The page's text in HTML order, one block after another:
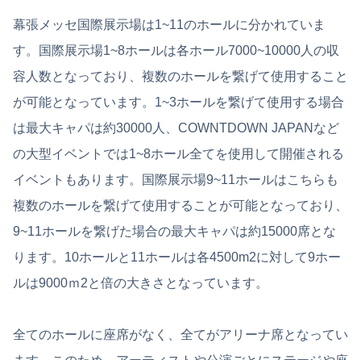
幕張メッセ国際展示場は1~11のホールに分かれていま
す。国際展示場1~8ホールは各ホール7000~10000人の収
容人数となっており、複数のホールを繋げて使用すること
が可能となっています。1~3ホールを繋げて使用する場合
は最大キャパは約30000人、COWNTDOWN JAPANなど
の大型イベントでは1~8ホール全てを使用して開催される
イベントもあります。国際展示場9~11ホールはこちらも
複数のホールを繋げて使用することが可能となっており、
9~11ホールを繋げた場合の最大キャパは約15000席とな
ります。10ホールと11ホールは各4500m2に対して9ホー
ルは9000ｍ2と倍の大きさとなっています。
全てのホールに座席がなく、全てがアリーナ席となってい